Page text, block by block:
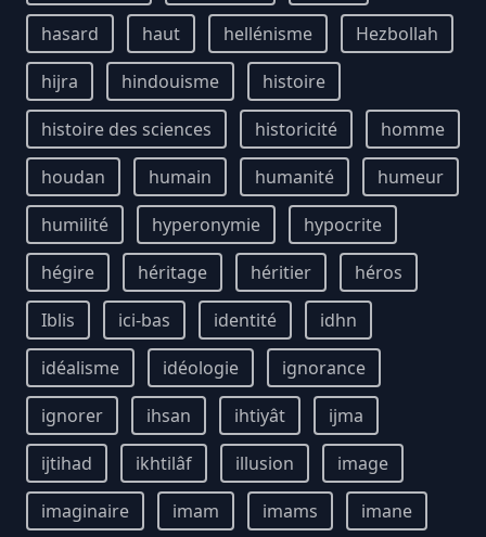
hasard haut hellénisme
Hezbollah
hijra
hindouisme
histoire
histoire des sciences
historicité
homme
houdan
humain humanité
humeur
humilité
hyperonymie
hypocrite
hégire
héritage héritier
héros
Iblis
ici-bas identité
idhn
idéalisme
idéologie
ignorance
ignorer
ihsan ihtiyât
ijma
ijtihad
ikhtilâf illusion
image
imaginaire
imam imams
imane